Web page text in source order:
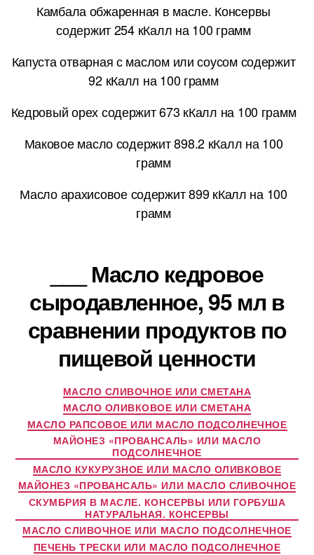
Камбала обжаренная в масле. Консервы
содержит 254 кКалл на 100 грамм
Капуста отварная с маслом или соусом содержит
92 кКалл на 100 грамм
Кедровый орех содержит 673 кКалл на 100 грамм
Маковое масло содержит 898.2 кКалл на 100
грамм
Масло арахисовое содержит 899 кКалл на 100
грамм
___ Масло кедровое
сыродавленное, 95 мл в
сравнении продуктов по
пищевой ценности
МАСЛО СЛИВОЧНОЕ ИЛИ СМЕТАНА
МАСЛО ОЛИВКОВОЕ ИЛИ СМЕТАНА
МАСЛО РАПСОВОЕ ИЛИ МАСЛО ПОДСОЛНЕЧНОЕ
МАЙОНЕЗ «ПРОВАНСАЛЬ» ИЛИ МАСЛО
ПОДСОЛНЕЧНОЕ
МАСЛО КУКУРУЗНОЕ ИЛИ МАСЛО ОЛИВКОВОЕ
МАЙОНЕЗ «ПРОВАНСАЛЬ» ИЛИ МАСЛО СЛИВОЧНОЕ
СКУМБРИЯ В МАСЛЕ. КОНСЕРВЫ ИЛИ ГОРБУША
НАТУРАЛЬНАЯ. КОНСЕРВЫ
МАСЛО СЛИВОЧНОЕ ИЛИ МАСЛО ПОДСОЛНЕЧНОЕ
ПЕЧЕНЬ ТРЕСКИ ИЛИ МАСЛО ПОДСОЛНЕЧНОЕ